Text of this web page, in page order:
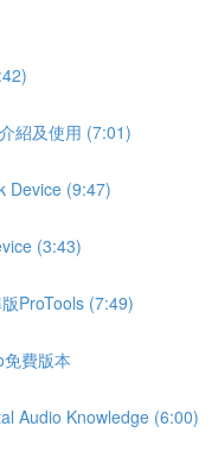
紹及使用 (7:01)
Device (9:47)
(3:43)
ProTools (7:49)
費版本
Audio Knowledge (6:00)